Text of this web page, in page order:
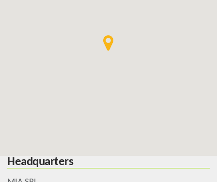
Headquarters